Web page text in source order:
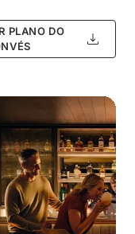
PLANO DO